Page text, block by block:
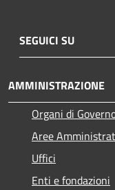
SEGUICI SU
AMMINISTRAZIONE
Organi di
Aree
Uffici
Enti e fondazioni